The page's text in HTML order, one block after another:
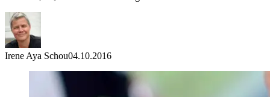
Irene Aya Schou04.10.2016